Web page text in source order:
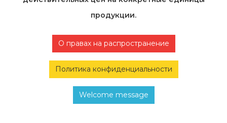
продукции.
О правах на распространение
Политика конфиденциальности
Welcome message